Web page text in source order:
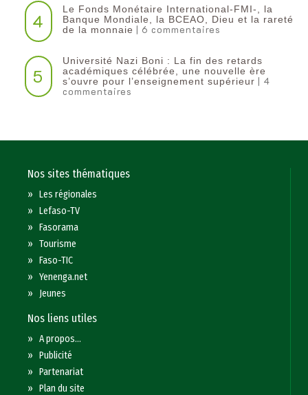
4
Le Fonds Monétaire International-FMI-, la
Banque Mondiale, la BCEAO, Dieu et la rareté
de la monnaie | 6 commentaires
5
Université Nazi Boni : La fin des retards
académiques célébrée, une nouvelle ère
s’ouvre pour l’enseignement supérieur | 4
commentaires
Nos sites thématiques
»Les régionales
»Lefaso-TV
»Fasorama
»Tourisme
»Faso-TIC
»Yenenga.net
» Jeunes
Nos liens utiles
»A propos...
»Publicité
»Partenariat
»Plan du site